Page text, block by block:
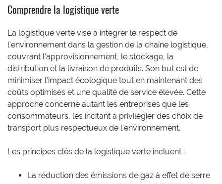
Comprendre la logistique verte
La logistique verte vise à intégrer le respect de
l’environnement dans la gestion de la chaîne logistique,
couvrant l’approvisionnement, le stockage, la
distribution et la livraison de produits. Son but est de
minimiser l’impact écologique tout en maintenant des
coûts optimisés et une qualité de service élevée. Cette
approche concerne autant les entreprises que les
consommateurs, les incitant à privilégier des choix de
transport plus respectueux de l’environnement.
Les principes clés de la logistique verte incluent :
La réduction des émissions de gaz à effet de serre